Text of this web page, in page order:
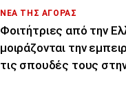
ΝΕΑ ΤΗΣ ΑΓΟΡΑΣ
Φοιτήτριες από την
μοιράζονται την
τις σπουδές τους